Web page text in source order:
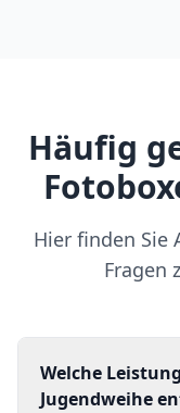
Häufig
Hier finden Sie
Fragen
Welche
Jugendweihe